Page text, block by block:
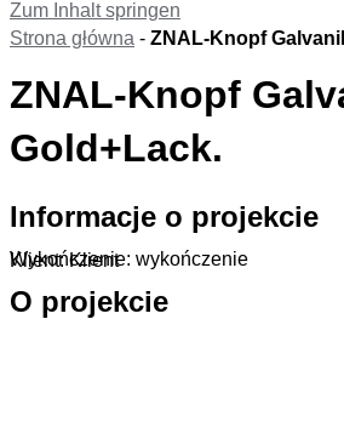
Zum Inhalt springen
Strona główna - ZNAL-Knopf
ZNAL-Knopf
Gold+Lack.
Informacje o projekcie
Wykończenie: wykończenie
Klient: Klient
O projekcie